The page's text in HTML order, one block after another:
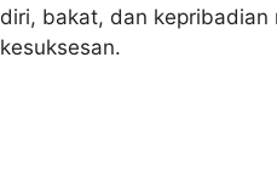
diri, bakat, dan kepribadian
kesuksesan.